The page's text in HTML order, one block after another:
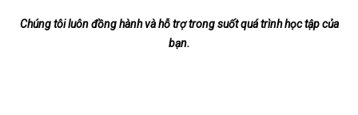
Chúng tôi luôn đồng hành và hỗ trợ trong suốt quá trình học tập của
bạn.